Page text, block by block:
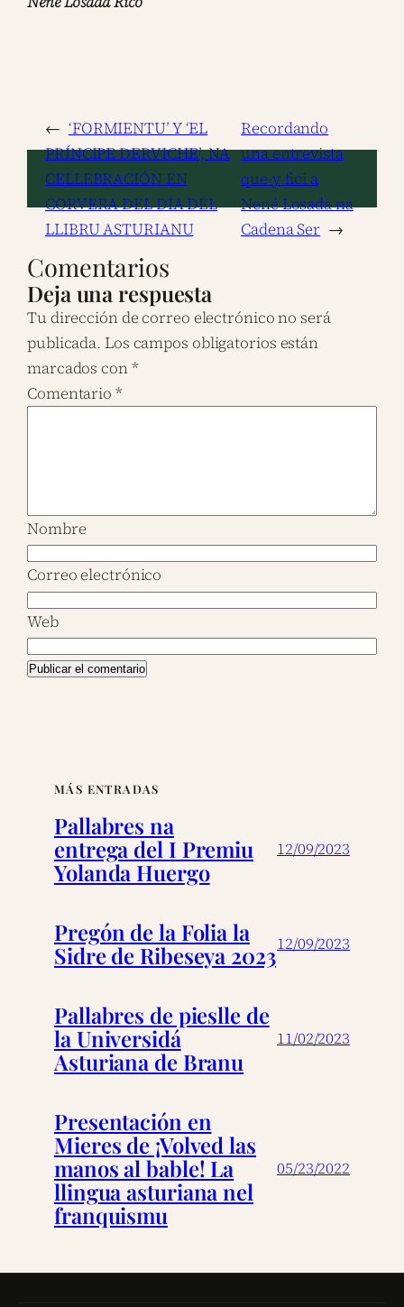
← ‘FORMIENTU’ Y ‘EL
PRÍNCIPE DERVICHE’, NA
CELLEBRACIÓN EN
CORVERA DEL DÍA DEL
LLIBRU ASTURIANU
Recordando
una entrevista
que-y fici a
Nené Losada na
Cadena Ser →
Comentarios
Deja una respuesta
Tu dirección de correo electrónico no será
publicada. Los campos obligatorios están
marcados con*
Comentario *
Nombre
Correo electrónico
Web
MÁS ENTRADAS
Pallabres na
entrega del I Premiu
Yolanda Huergo
12/09/2023
Pregón de la Folia la
Sidre de Ribeseya 202312/09/2023
Pallabres de pieslle de
la Universidá
Asturiana de Branu
11/02/2023
Presentación en
Mieres de ¡Volved las
manos al bable! La
llingua asturiana nel
franquismu
05/23/2022